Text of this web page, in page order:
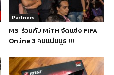
Partners
MSi ร่วมกับ MiTH จัดแข่ง FIFA
Online 3 คนแน่นบูธ !!!